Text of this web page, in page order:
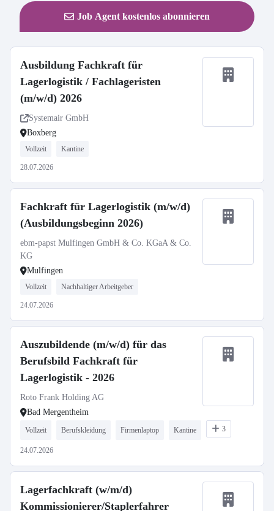
Job Agent kostenlos abonnieren
Ausbildung Fachkraft für
Lagerlogistik / Fachlageristen
(m/w/d) 2026
Systemair GmbH
Boxberg
Vollzeit Kantine
28.07.2026
Fachkraft für Lagerlogistik (m/w/d)
(Ausbildungsbeginn 2026)
ebm-papst Mulfingen GmbH & Co. KGaA & Co.
KG
Mulfingen
Vollzeit Nachhaltiger Arbeitgeber
24.07.2026
Auszubildende (m/w/d) für das
Berufsbild Fachkraft für
Lagerlogistik - 2026
Roto Frank Holding AG
Bad Mergentheim
Vollzeit Berufskleidung Firmenlaptop Kantine 3
24.07.2026
Lagerfachkraft (w/m/d)
Kommissionierer/Staplerfahrer